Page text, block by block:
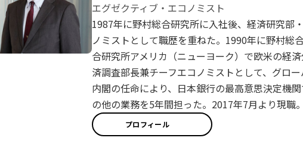
エグゼクティブ・エコノミスト
1987年に野村総合研究所に入社後、経済研究部
ノミストとして職歴を重ねた。1990年に野村総
合研究所アメリカ（ニューヨーク）で欧米の経
済調査部長兼チーフエコノミストとして、グロ
内閣の任命により、日本銀行の最高意思決定機
の他の業務を5年間担った。2017年7月より現職。
プロフィール